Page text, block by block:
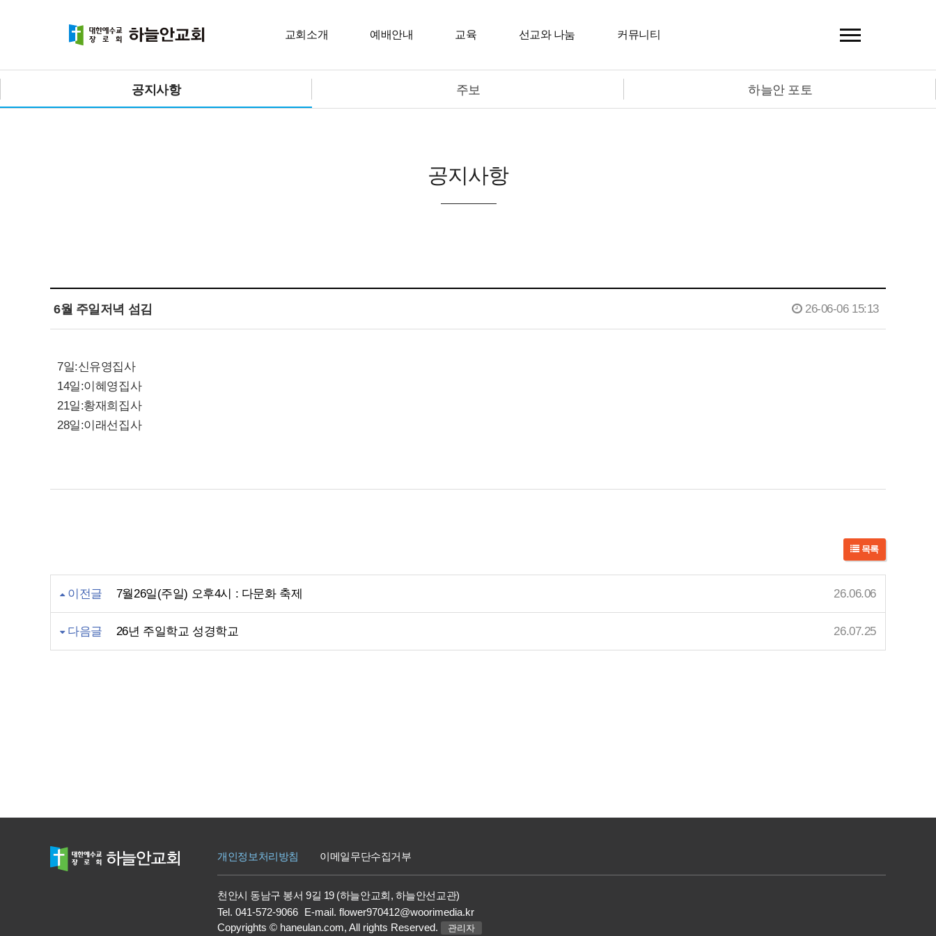
교회소개 예배안내 교육 선교와 나눔 커뮤니티
공지사항 주보 하늘안 포토
공지사항
6월 주일저녁 섬김 26-06-06 15:13
7일:신유영집사
14일:이혜영집사
21일:황재희집사
28일:이래선집사
목록
이전글 7월26일(주일) 오후4시 : 다문화 축제 26.06.06
다음글 26년 주일학교 성경학교 26.07.25
개인정보처리방침 이메일무단수집거부
천안시 동남구 봉서 9길 19 (하늘안교회, 하늘안선교관)
Tel. 041-572-9066 E-mail. flower970412@woorimedia.kr
Copyrights © haneulan.com, All rights Reserved. 관리자